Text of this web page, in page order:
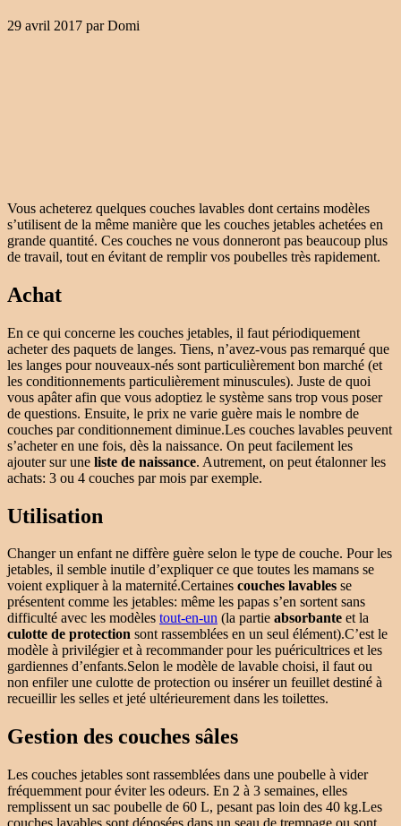
29 avril 2017 parDomi
Vous acheterez quelques couches lavables dont certains modèles
s’utilisent de la même manière que les couches jetables achetées en
grande quantité. Ces couches ne vous donneront pas beaucoup plus
de travail, tout en évitant de remplir vos poubelles très rapidement.
Achat
En ce qui concerne les couches jetables, il faut périodiquement
acheter des paquets de langes. Tiens, n’avez-vous pas remarqué que
les langes pour nouveaux-nés sont particulièrement bon marché (et
les conditionnements particulièrement minuscules). Juste de quoi
vous apâter afin que vous adoptiez le système sans trop vous poser
de questions. Ensuite, le prix ne varie guère mais le nombre de
couches par conditionnement diminue.Les couches lavables peuvent
s’acheter en une fois, dès la naissance. On peut facilement les
ajouter sur une liste de naissance. Autrement, on peut étalonner les
achats: 3 ou 4 couches par mois par exemple.
Utilisation
Changer un enfant ne diffère guère selon le type de couche. Pour les
jetables, il semble inutile d’expliquer ce que toutes les mamans se
voient expliquer à la maternité.Certaines couches lavables se
présentent comme les jetables: même les papas s’en sortent sans
difficulté avec les modèles tout-en-un (la partie absorbante et la
culotte de protection sont rassemblées en un seul élément).C’est le
modèle à privilégier et à recommander pour les puéricultrices et les
gardiennes d’enfants.Selon le modèle de lavable choisi, il faut ou
non enfiler une culotte de protection ou insérer un feuillet destiné à
recueillir les selles et jeté ultérieurement dans les toilettes.
Gestion des couches sâles
Les couches jetables sont rassemblées dans une poubelle à vider
fréquemment pour éviter les odeurs. En 2 à 3 semaines, elles
remplissent un sac poubelle de 60 L, pesant pas loin des 40 kg.Les